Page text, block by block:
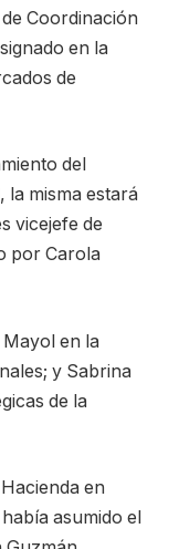
Coordinación
en la
de
del
la misma estará
vicejefe de
por Carola
en la
y Sabrina
de la
en
asumido el